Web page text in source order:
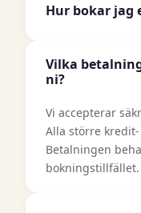
Hur bokar jag
Använd vårt
och tid, och välj
Du får ett
bokning.
Vilka
ni?
Vi accepterar
Alla större
Betalningen
bokningstillfället.